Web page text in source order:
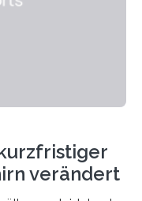
verändert